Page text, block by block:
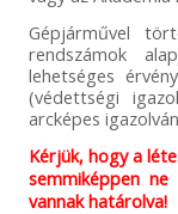
Gépjárművel
rendszámok
lehetséges
(védettségi
arcképes
Kérjük, hogy a
semmiképpen
vannak határolva!